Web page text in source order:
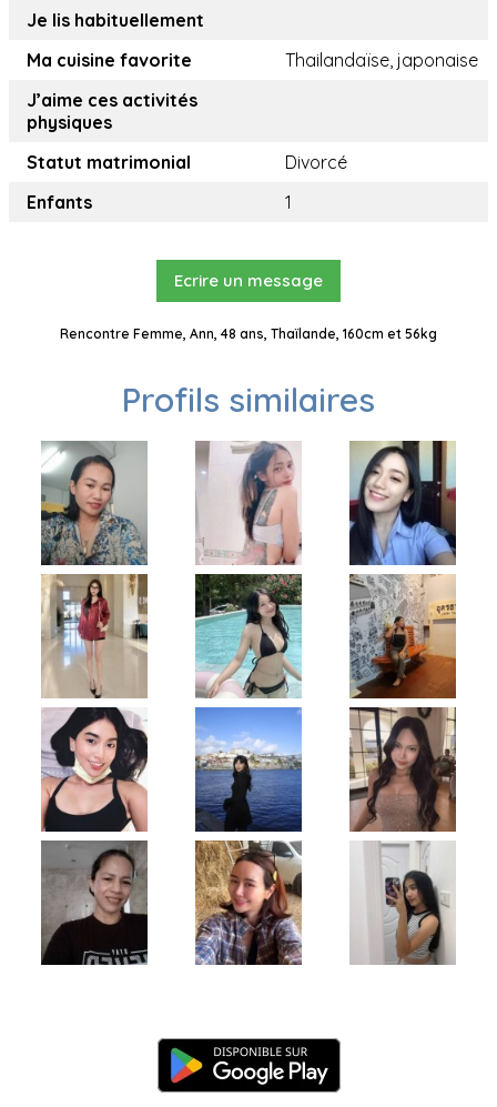
Je lis habituellement
Ma cuisine favorite
Thailandaïse, japonaise
J’aime ces activités
physiques
Statut matrimonial
Divorcé
Enfants
1
Ecrire un message
Rencontre Femme, Ann, 48 ans, Thaïlande, 160cm et 56kg
Profils similaires